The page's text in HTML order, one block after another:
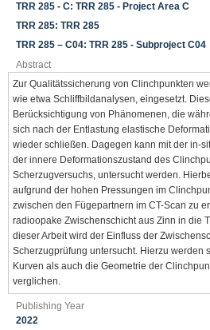
TRR 285 - C: TRR 285 - Project Area C
TRR 285: TRR 285
TRR 285 – C04: TRR 285 - Subproject C04
Abstract
Zur Qualitätssicherung von Clinchpunkten
wie etwa Schliffbildanalysen, eingesetzt.
Berücksichtigung von Phänomenen, die
sich nach der Entlastung elastische
wieder schließen. Dagegen kann mit der in-
der innere Deformationszustand des
Scherzugversuchs, untersucht werden.
aufgrund der hohen Pressungen im
zwischen den Fügepartnern im CT-Scan zu
radioopake Zwischenschicht aus Zinn in die
dieser Arbeit wird der Einfluss der
Scherzugprüfung untersucht. Hierzu werden
Kurven als auch die Geometrie der
verglichen.
Publishing Year
2022